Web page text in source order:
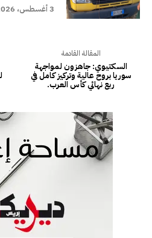
3 أغسطس، 2026
المقالة القادمة
السكتيوي: جاهزون لمواجهة
سوريا بروح عالية وتركيز كامل في
ربع نهائي كأس العرب.